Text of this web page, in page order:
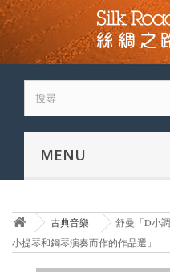
MENU
古典音樂
舒曼「D小
小提琴和鋼琴演奏而作的作品選」